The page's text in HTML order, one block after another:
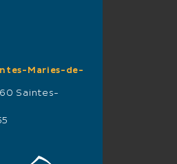
Maries-de-
Saintes-